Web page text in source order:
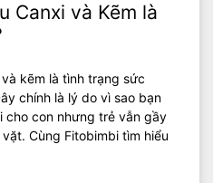
Canxi và Kẽm là
kẽm là tình trạng sức
chính là lý do vì sao bạn
cho con nhưng trẻ vẫn gầy
Cùng Fitobimbi tìm hiểu